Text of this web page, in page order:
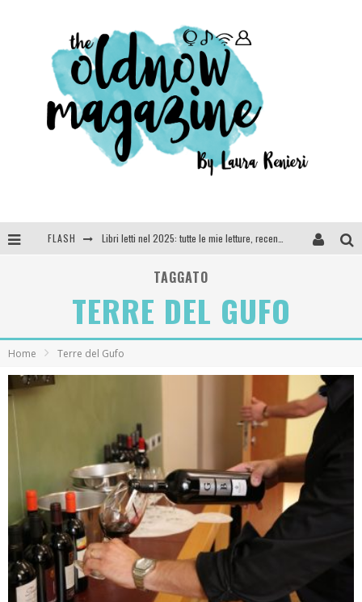
FLASH
SEE YOU AT 5 | Chanel
Anya Taylor-Joy, Jisoo e Willow Smith protagoniste della nuova campagna Dior Addict
TAGGATO
TERRE DEL GUFO
Home Terre del Gufo